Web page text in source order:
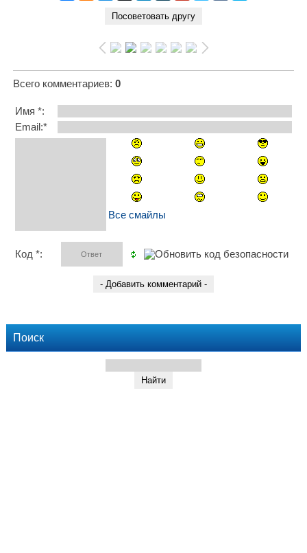
Всего комментариев: 0
Имя *:
Email:*
Все смайлы
Код *:
Поиск